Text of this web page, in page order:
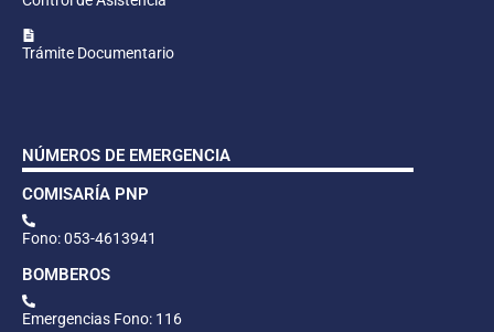
Trámite Documentario
NÚMEROS DE EMERGENCIA
COMISARÍA PNP
Fono: 053-4613941
BOMBEROS
Emergencias Fono: 116